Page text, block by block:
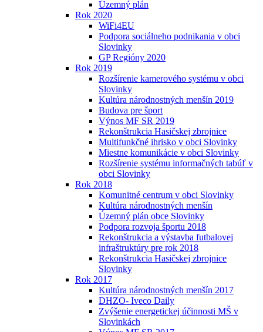
Územný plán
Rok 2020
WiFi4EU
Podpora sociálneho podnikania v obci
Slovinky
GP Regióny 2020
Rok 2019
Rozšírenie kamerového systému v obci
Slovinky
Kultúra národnostných menšín 2019
Budova pre šport
Výnos MF SR 2019
Rekonštrukcia Hasičskej zbrojnice
Multifunkčné ihrisko v obci Slovinky
Miestne komunikácie v obci Slovinky
Rozšírenie systému informačných tabúľ v
obci Slovinky
Rok 2018
Komunitné centrum v obci Slovinky
Kultúra národnostných menšín
Územný plán obce Slovinky
Podpora rozvoja športu 2018
Rekonštrukcia a výstavba futbalovej
infraštruktúry pre rok 2018
Rekonštrukcia Hasičskej zbrojnice
Slovinky
Rok 2017
Kultúra národnostných menšín 2017
DHZO- Iveco Daily
Zvýšenie energetickej účinnosti MŠ v
Slovinkách